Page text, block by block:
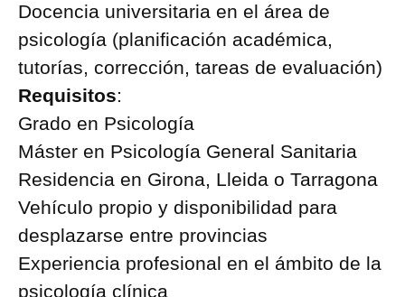
Docencia universitaria en el área de
psicología (planificación académica,
tutorías, corrección, tareas de evaluación)
Requisitos:
Grado en Psicología
Máster en Psicología General Sanitaria
Residencia en Girona, Lleida o Tarragona
Vehículo propio y disponibilidad para
desplazarse entre provincias
Experiencia profesional en el ámbito de la
psicología clínica